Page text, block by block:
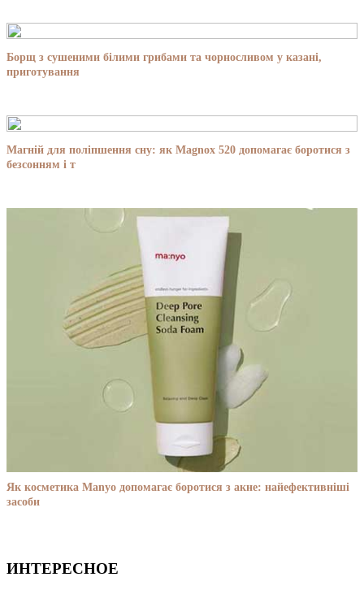
Борщ з сушеними білими грибами та чорносливом у казані,
приготування
Магній для поліпшення сну: як Magnox 520 допомагає боротися з
безсонням і т
Як косметика Manyo допомагає боротися з акне: найефективніші
засоби
ИНТЕРЕСНОЕ